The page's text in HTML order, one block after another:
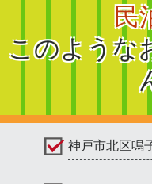
民
このような
神戸市北区鳴